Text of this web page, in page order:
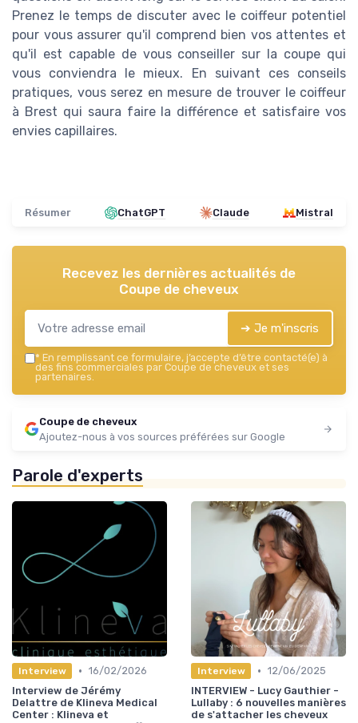
Prenez le temps de discuter avec le coiffeur potentiel
pour vous assurer qu'il comprend bien vos attentes et
qu'il est capable de vous conseiller sur la coupe qui
vous conviendra le mieux. En suivant ces conseils
pratiques, vous serez en mesure de trouver le coiffeur
à Brest qui saura faire la différence et satisfaire vos
envies capillaires.
Résumer ChatGPT Claude Mistral
Recevez les dernières actualités de
Coupe de cheveux
➔ Je m'inscris
* En remplissant ce formulaire, j’accepte d’être contacté(e) à
des fins commerciales par Coupe de cheveux et ses
partenaires.
Coupe de cheveux
Ajoutez-nous à vos sources préférées sur Google
Parole d'experts
Interview • 16/02/2026
Interview de Jérémy
Delattre de Klineva Medical
Center : Klineva et
Interview • 12/06/2025
INTERVIEW - Lucy Gauthier -
Lullaby : 6 nouvelles manières
de s'attacher les cheveux